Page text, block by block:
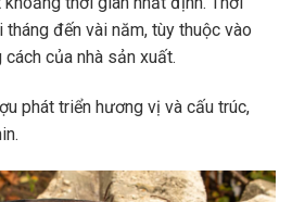
đến vài năm, tùy thuộc vào
của nhà sản xuất.
phát triển hương vị và cấu trúc,